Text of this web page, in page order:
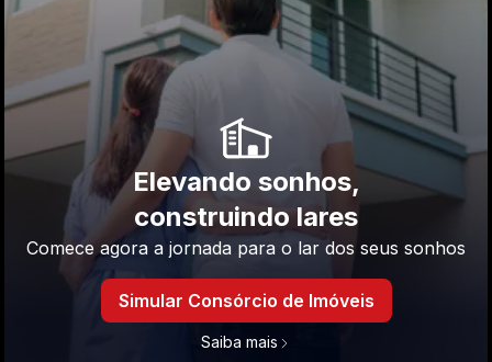
Elevando sonhos,
construindo lares
Comece agora a jornada para o lar dos seus sonhos
Simular Consórcio de Imóveis
Saiba mais